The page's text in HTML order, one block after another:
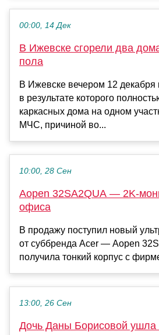
00:00, 14 Дек
В Ижевске сгорели два
пола
В Ижевске вечером 12
в результате которого
каркасных дома на одном
МЧС, причиной во...
10:00, 28 Сен
Aopen 32SA2QUA — 2K-
офиса
В продажу поступил новый
от суббренда Acer — Aopen
получила тонкий корпус с
13:00, 26 Сен
Дочь Даны Борисовой ушла